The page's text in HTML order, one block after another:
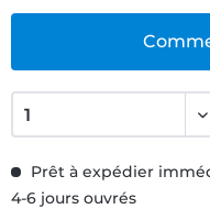
Prêt à expédier
4-6 jours ouvrés